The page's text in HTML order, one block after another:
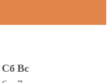
Сб Вс